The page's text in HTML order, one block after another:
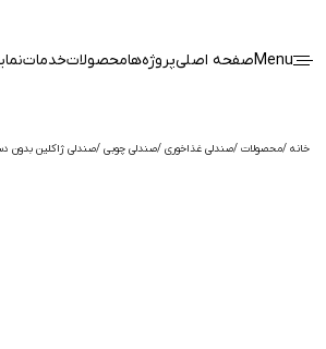
Menuصفحه اصلیپروژه‌هامحصولاتخدمات
خانه محصولات صندلی غذاخوری صندلی چوبی صندلی ژاکلین بدون